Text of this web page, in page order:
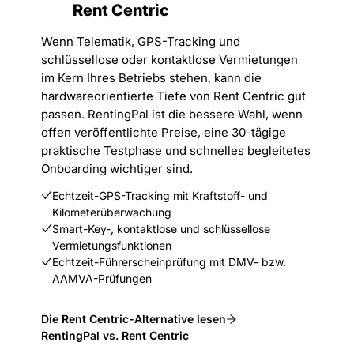
Rent Centric
Wenn Telematik, GPS-Tracking und
schlüssellose oder kontaktlose Vermietungen
im Kern Ihres Betriebs stehen, kann die
hardwareorientierte Tiefe von Rent Centric gut
passen. RentingPal ist die bessere Wahl, wenn
offen veröffentlichte Preise, eine 30-tägige
praktische Testphase und schnelles begleitetes
Onboarding wichtiger sind.
Echtzeit-GPS-Tracking mit Kraftstoff- und
Kilometerüberwachung
Smart-Key-, kontaktlose und schlüssellose
Vermietungsfunktionen
Echtzeit-Führerscheinprüfung mit DMV- bzw.
AAMVA-Prüfungen
Die Rent Centric-Alternative lesen
RentingPal vs. Rent Centric